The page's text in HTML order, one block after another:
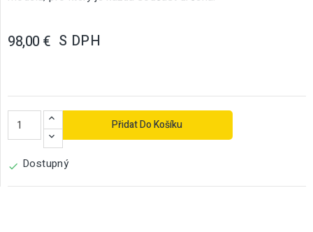
98,00 € S DPH
Přidat Do Košíku
 Dostupný